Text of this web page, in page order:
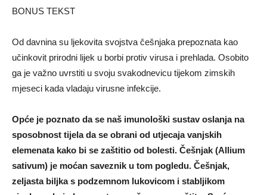
BONUS TEKST
Od davnina su ljekovita svojstva češnjaka prepoznata kao
učinkovit prirodni lijek u borbi protiv virusa i prehlada. Osobito
ga je važno uvrstiti u svoju svakodnevicu tijekom zimskih
mjeseci kada vladaju virusne infekcije.
Opće je poznato da se naš imunološki sustav oslanja na
sposobnost tijela da se obrani od utjecaja vanjskih
elemenata kako bi se zaštitio od bolesti. Češnjak (Allium
sativum) je moćan saveznik u tom pogledu. Češnjak,
zeljasta biljka s podzemnom lukovicom i stabljikom